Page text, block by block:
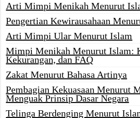
Arti Mimpi Menikah Menurut
Pengertian Kewirausahaan
Arti Mimpi Ular Menurut Islam
Mimpi Menikah Menurut Islam:
Kekurangan, dan FAQ
Zakat Menurut Bahasa Artinya
Pembagian Kekuasaan Menurut
Menguak Prinsip Dasar Negara
Telinga Berdenging Menurut